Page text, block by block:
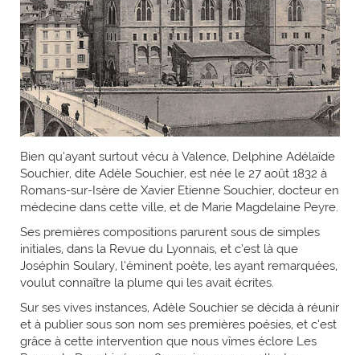
Bien qu’ayant surtout vécu à Valence, Delphine Adélaïde
Souchier, dite Adèle Souchier, est née le 27 août 1832 à
Romans-sur-Isère de Xavier Etienne Souchier, docteur en
médecine dans cette ville, et de Marie Magdelaine Peyre.
Ses premières compositions parurent sous de simples
initiales, dans la Revue du Lyonnais, et c’est là que
Joséphin Soulary, l’éminent poète, les ayant remarquées,
voulut connaître la plume qui les avait écrites.
Sur ses vives instances, Adèle Souchier se décida à réunir
et à publier sous son nom ses premières poésies, et c’est
grâce à cette intervention que nous vîmes éclore Les